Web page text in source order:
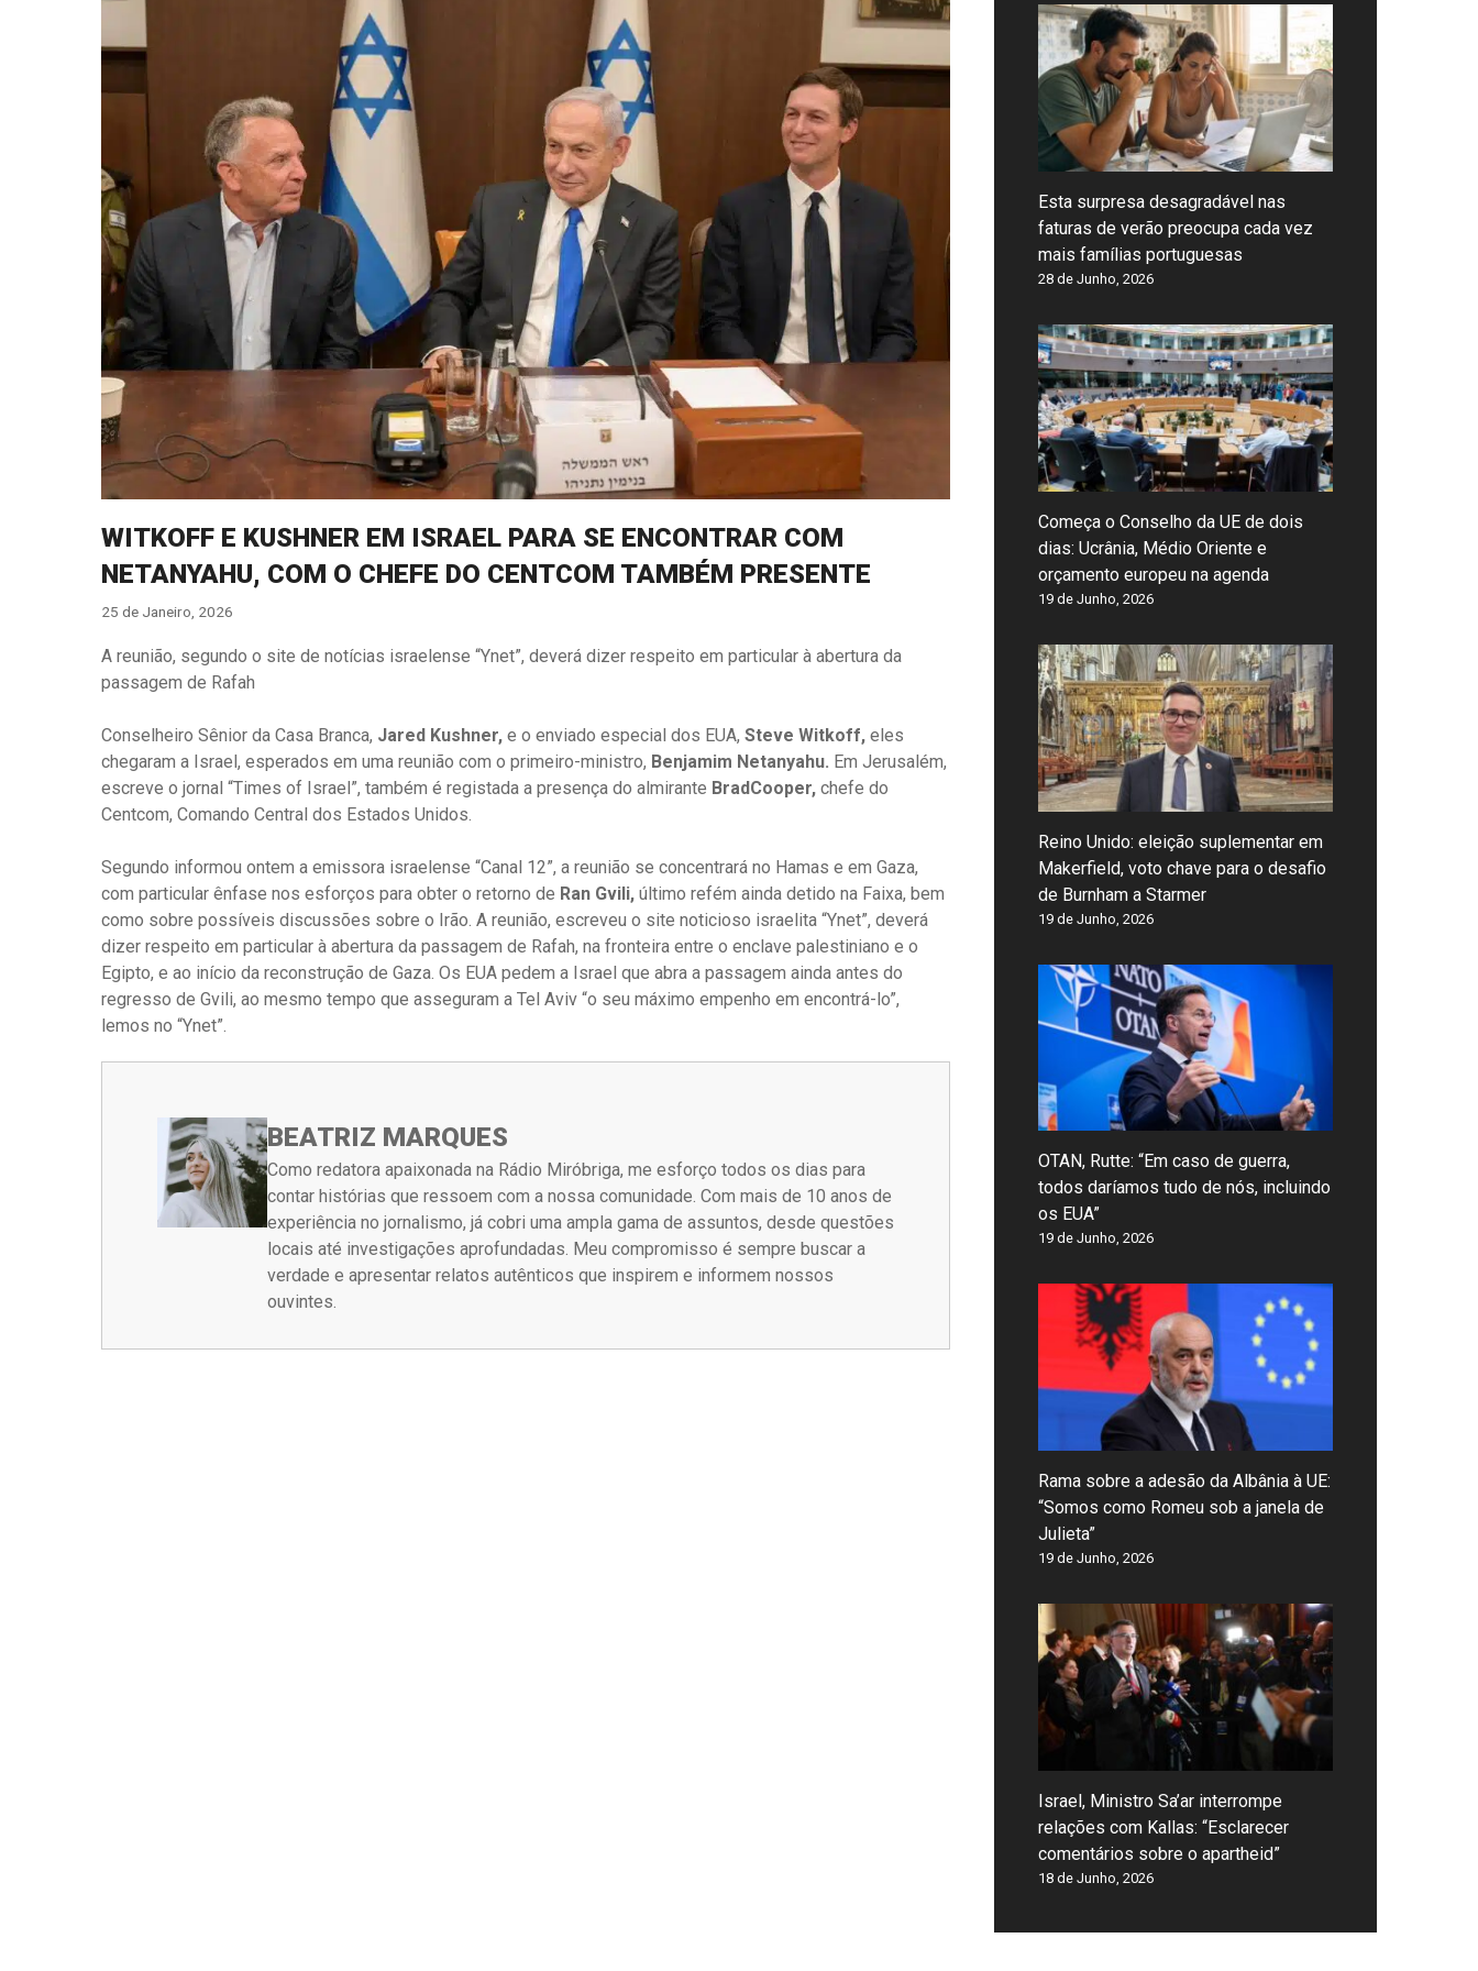
WITKOFF E KUSHNER EM ISRAEL PARA SE ENCONTRAR COM
NETANYAHU, COM O CHEFE DO CENTCOM TAMBÉM PRESENTE
25 de Janeiro, 2026
A reunião, segundo o site de notícias israelense “Ynet”, deverá dizer respeito em particular à abertura da
passagem de Rafah
Conselheiro Sênior da Casa Branca, Jared Kushner, e o enviado especial dos EUA, Steve Witkoff, eles
chegaram a Israel, esperados em uma reunião com o primeiro-ministro, Benjamim Netanyahu. Em Jerusalém,
escreve o jornal “Times of Israel”, também é registada a presença do almirante BradCooper, chefe do
Centcom, Comando Central dos Estados Unidos.
Segundo informou ontem a emissora israelense “Canal 12”, a reunião se concentrará no Hamas e em Gaza,
com particular ênfase nos esforços para obter o retorno de Ran Gvili, último refém ainda detido na Faixa, bem
como sobre possíveis discussões sobre o Irão. A reunião, escreveu o site noticioso israelita “Ynet”, deverá
dizer respeito em particular à abertura da passagem de Rafah, na fronteira entre o enclave palestiniano e o
Egipto, e ao início da reconstrução de Gaza. Os EUA pedem a Israel que abra a passagem ainda antes do
regresso de Gvili, ao mesmo tempo que asseguram a Tel Aviv “o seu máximo empenho em encontrá-lo”,
lemos no “Ynet”.
BEATRIZ MARQUES
Como redatora apaixonada na Rádio Miróbriga, me esforço todos os dias para
contar histórias que ressoem com a nossa comunidade. Com mais de 10 anos de
experiência no jornalismo, já cobri uma ampla gama de assuntos, desde questões
locais até investigações aprofundadas. Meu compromisso é sempre buscar a
verdade e apresentar relatos autênticos que inspirem e informem nossos
ouvintes.
Esta surpresa desagradável nas
faturas de verão preocupa cada vez
mais famílias portuguesas
28 de Junho, 2026
Começa o Conselho da UE de dois
dias: Ucrânia, Médio Oriente e
orçamento europeu na agenda
19 de Junho, 2026
Reino Unido: eleição suplementar em
Makerfield, voto chave para o desafio
de Burnham a Starmer
19 de Junho, 2026
OTAN, Rutte: “Em caso de guerra,
todos daríamos tudo de nós, incluindo
os EUA”
19 de Junho, 2026
Rama sobre a adesão da Albânia à UE:
“Somos como Romeu sob a janela de
Julieta”
19 de Junho, 2026
Israel, Ministro Sa’ar interrompe
relações com Kallas: “Esclarecer
comentários sobre o apartheid”
18 de Junho, 2026